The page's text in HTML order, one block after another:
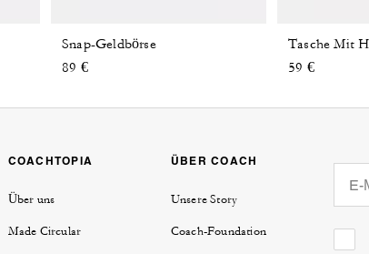
Snap-Geldbörse
89 €
59 €
COACHTOPIA
Über uns
Made Circular
ÜBER COACH
Unsere Story
Coach-Foundation